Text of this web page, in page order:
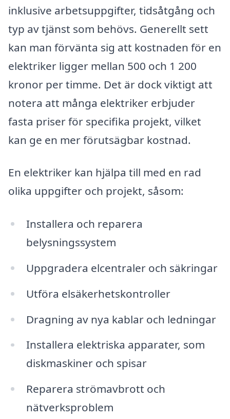
inklusive arbetsuppgifter, tidsåtgång och
typ av tjänst som behövs. Generellt sett
kan man förvänta sig att kostnaden för en
elektriker ligger mellan 500 och 1 200
kronor per timme. Det är dock viktigt att
notera att många elektriker erbjuder
fasta priser för specifika projekt, vilket
kan ge en mer förutsägbar kostnad.
En elektriker kan hjälpa till med en rad
olika uppgifter och projekt, såsom:
Installera och reparera
belysningssystem
Uppgradera elcentraler och säkringar
Utföra elsäkerhetskontroller
Dragning av nya kablar och ledningar
Installera elektriska apparater, som
diskmaskiner och spisar
Reparera strömavbrott och
nätverksproblem